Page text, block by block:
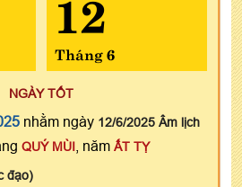
Tháng 6
NGÀY TỐT
nhằm ngày 12/6/2025 Âm lịch
QUÝ MÙI , năm ẤT TỴ
đạo)